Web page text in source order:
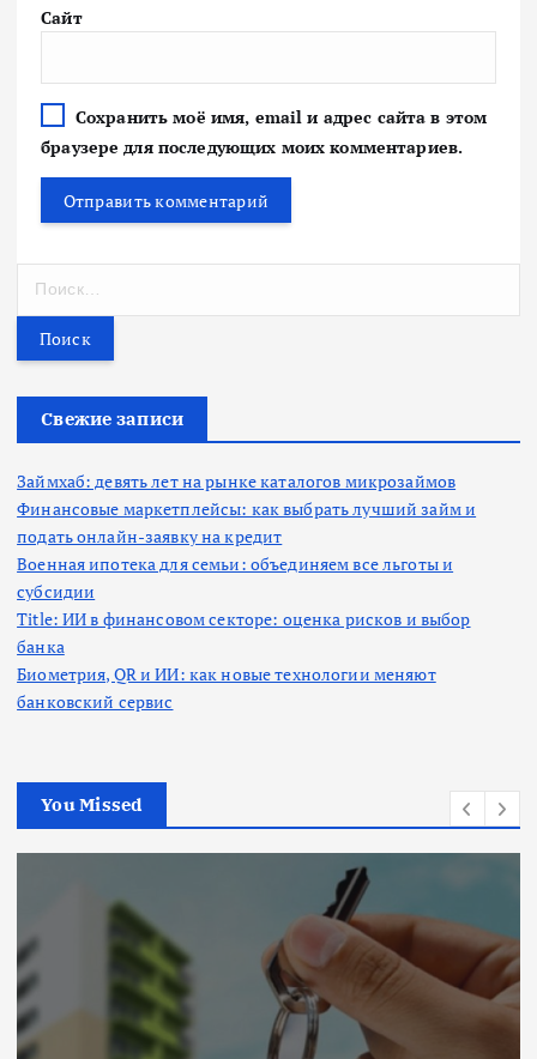
Сайт
Сохранить моё имя, email и адрес сайта в этом
браузере для последующих моих комментариев.
т
Свежие записи
Займхаб: девять лет на рынке каталогов микрозаймов
Финансовые маркетплейсы: как выбрать лучший займ и
подать онлайн-заявку на кредит
Военная ипотека для семьи: объединяем все льготы и
субсидии
Title: ИИ в финансовом секторе: оценка рисков и выбор
банка
Биометрия, QR и ИИ: как новые технологии меняют
банковский сервис
You Missed